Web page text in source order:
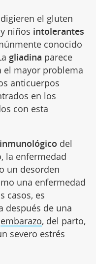
el gluten
niños intolerantes
conocido
gliadina parece
el mayor problema
anticuerpos
en los
con esta
del
la enfermedad
un desorden
una enfermedad
casos, es
después de una
embarazo, del parto,
severo estrés